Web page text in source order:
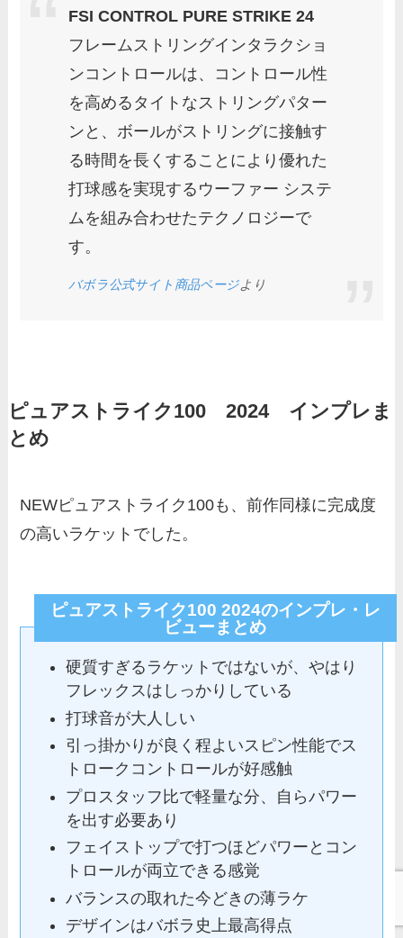
FSI CONTROL PURE STRIKE 24
フレームストリングインタラクショ
ンコントロールは、コントロール性
を高めるタイトなストリングパター
ンと、ボールがストリングに接触す
る時間を長くすることにより優れた
打球感を実現するウーファー システ
ムを組み合わせたテクノロジーで
す。
バボラ公式サイト商品ページより
ピュアストライク100 2024 インプレま
とめ
NEWピュアストライク100も、前作同様に完成度
の高いラケットでした。
ピュアストライク100 2024のインプレ・レ
ビューまとめ
硬質すぎるラケットではないが、やはり
フレックスはしっかりしている
打球音が大人しい
引っ掛かりが良く程よいスピン性能でス
トロークコントロールが好感触
プロスタッフ比で軽量な分、自らパワー
を出す必要あり
フェイストップで打つほどパワーとコン
トロールが両立できる感覚
バランスの取れた今どきの薄ラケ
デザインはバボラ史上最高得点